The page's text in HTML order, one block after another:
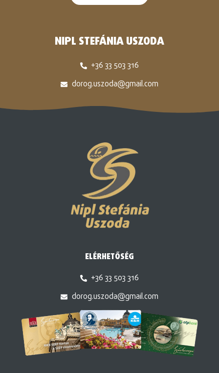
NIPL STEFÁNIA USZODA
+36 33 503 316
dorog.uszoda@gmail.com
ELÉRHETŐSÉG
+36 33 503 316
dorog.uszoda@gmail.com